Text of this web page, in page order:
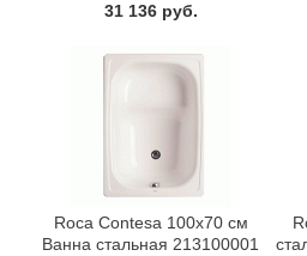
31 136 руб.
Roca Contesa 100x70 см
Ванна стальная 213100001